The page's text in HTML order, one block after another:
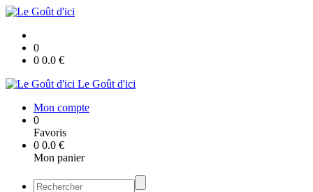
0
0 0.0 €
Le Goût d'ici
Mon compte
0
Favoris
0 0.0 €
Mon panier